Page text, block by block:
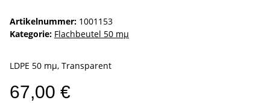
Artikelnummer: 1001153
Kategorie: Flachbeutel 50 mµ
LDPE 50 mµ, Transparent
67,00 €